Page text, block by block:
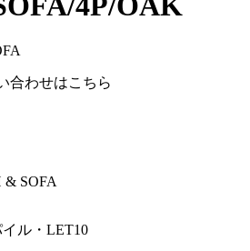
合わせはこちら
SOFA
ル・LET10